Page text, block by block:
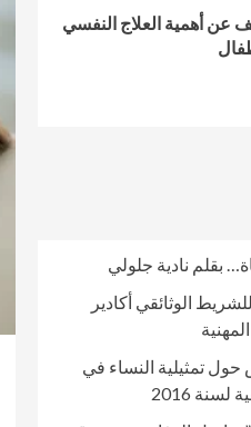
عن أهمية العلاج النفسي
بقلم نادية جلولي
الوثائقي أكادير
تمثيلية النساء في
2016